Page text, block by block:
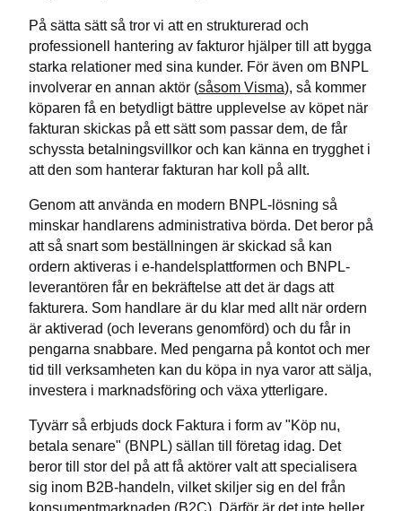
På sätta sätt så tror vi att en strukturerad och
professionell hantering av fakturor hjälper till att bygga
starka relationer med sina kunder. För även om BNPL
involverar en annan aktör (såsom Visma), så kommer
köparen få en betydligt bättre upplevelse av köpet när
fakturan skickas på ett sätt som passar dem, de får
schyssta betalningsvillkor och kan känna en trygghet i
att den som hanterar fakturan har koll på allt.
Genom att använda en modern BNPL-lösning så
minskar handlarens administrativa börda. Det beror på
att så snart som beställningen är skickad så kan
ordern aktiveras i e-handelsplattformen och BNPL-
leverantören får en bekräftelse att det är dags att
fakturera. Som handlare är du klar med allt när ordern
är aktiverad (och leverans genomförd) och du får in
pengarna snabbare. Med pengarna på kontot och mer
tid till verksamheten kan du köpa in nya varor att sälja,
investera i marknadsföring och växa ytterligare.
Tyvärr så erbjuds dock Faktura i form av "Köp nu,
betala senare" (BNPL) sällan till företag idag. Det
beror till stor del på att få aktörer valt att specialisera
sig inom B2B-handeln, vilket skiljer sig en del från
konsumentmarknaden (B2C). Därför är det inte heller